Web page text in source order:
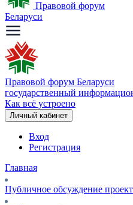
Правовой форум
Беларуси
Правовой форум Беларуси
государственный
Как всё устроено
Личный кабинет
Вход
Регистрация
Главная
Публичное обсуждение